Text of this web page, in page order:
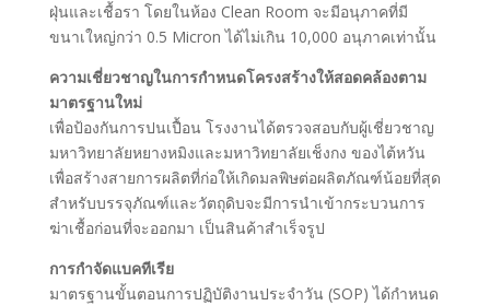
ฝุ่นและเชื้อรา โดยในห้อง Clean Room จะมีอนุภาคที่มี
ขนาเใหญ่กว่า 0.5 Micron ได้ไม่เกิน 10,000 อนุภาคเท่านั้น
ความเชี่ยวชาญในการกำหนดโครงสร้างให้สอดคล้องตาม
มาตรฐานใหม่
เพื่อป้องกันการปนเปื้อน โรงงานได้ตรวจสอบกับผู้เชี่ยวชาญ
มหาวิทยาลัยหยางหมิงและมหาวิทยาลัยเช็งกง ของไต้หวัน
เพื่อสร้างสายการผลิตที่ก่อให้เกิดมลพิษต่อผลิตภัณฑ์น้อยที่สุด
สำหรับบรรจุภัณฑ์และวัตถุดิบจะมีการนำเข้ากระบวนการ
ฆ่าเชื้อก่อนที่จะออกมา เป็นสินค้าสำเร็จรูป
การกำจัดแบคทีเรีย
มาตรฐานขั้นตอนการปฏิบัติงานประจำวัน (SOP) ได้กำหนด